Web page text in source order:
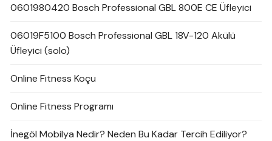
0601980420 Bosch Professional GBL 800E CE Üfleyici
06019F5100 Bosch Professional GBL 18V-120 Akülü
Üfleyici (solo)
Online Fitness Koçu
Online Fitness Programı
İnegöl Mobilya Nedir? Neden Bu Kadar Tercih Ediliyor?